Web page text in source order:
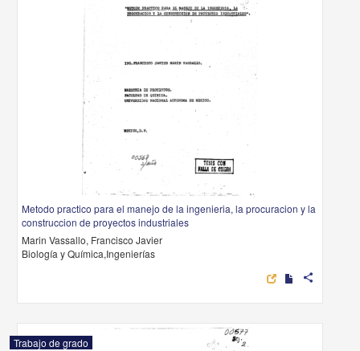
Metodo practico para el manejo de la ingenieria, la procuracion y la
construccion de proyectos industriales
Marin Vassallo, Francisco Javier
Biología y Química,Ingenierías
share
Trabajo de grado